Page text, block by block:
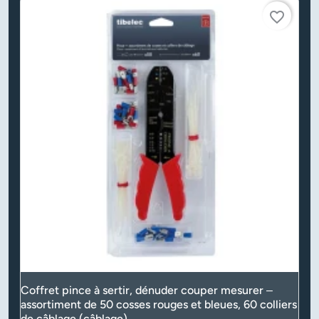
favorite_border
Coffret pince à sertir, dénuder couper mesurer –
assortiment de 50 cosses rouges et bleues, 60 colliers